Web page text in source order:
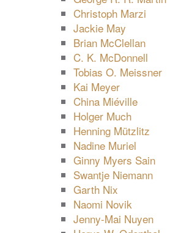
Christoph Marzi
Jackie May
Brian McClellan
C. K. McDonnell
Tobias O. Meissner
Kai Meyer
China Miéville
Holger Much
Henning Mützlitz
Nadine Muriel
Ginny Myers Sain
Swantje Niemann
Garth Nix
Naomi Novik
Jenny-Mai Nuyen